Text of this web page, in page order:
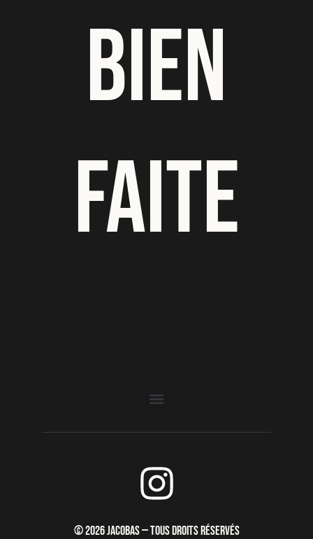
BIEN
FAITE
I
n
© 2026 JACOBAS — TOUS DROITS RÉSERVÉS